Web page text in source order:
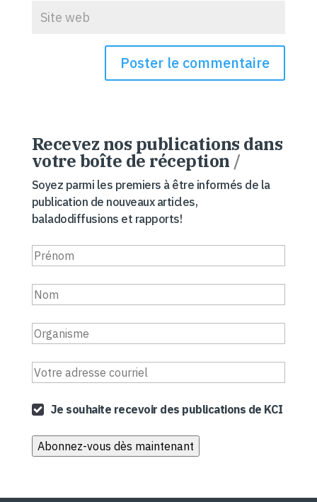
Recevez nos publications dans
votre boîte de réception /
Soyez parmi les premiers à être informés de la
publication de nouveaux articles,
baladodiffusions et rapports!
Je souhaite recevoir des publications de KCI